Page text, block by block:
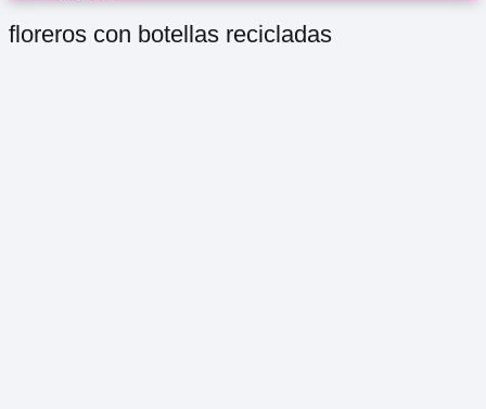
floreros con botellas recicladas